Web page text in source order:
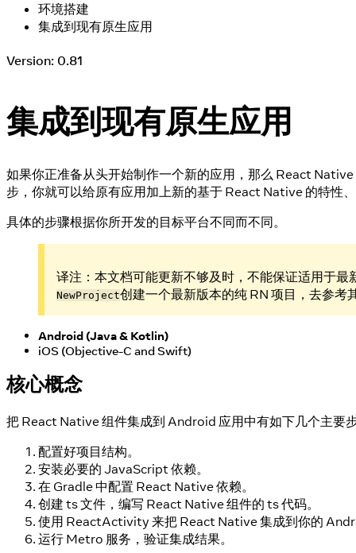
环境搭建
集成到现有原生应用
Version: 0.81
集成到现有原生应用
如果你正准备从头开始制作一个新的应用，那么 React
步，你就可以给原有应用加上新的基于 React Native 的特性
具体的步骤根据你所开发的目标平台不同而不同。
译注：本文档可能更新不够及时，不能保证适用于
NewProject创建一个最新版本的纯 RN 项目，去参
Android (Java & Kotlin)
iOS (Objective-C and Swift)
核心概念
把 React Native 组件集成到 Android 应用中有如下几个主要
配置好项目结构。
安装必要的 JavaScript 依赖。
在 Gradle 中配置 React Native 依赖。
创建 ts 文件，编写 React Native 组件的 ts 代码。
使用 ReactActivity 来把 React Native 集成到你的
运行 Metro 服务，验证集成结果。